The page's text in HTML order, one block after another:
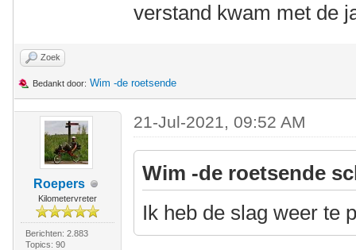
verstand kwam met de
Zoek
Bedankt door: Wim -de roetsende
Roepers
Kilometervreter
Berichten: 2.883
Topics: 90
21-Jul-2021, 09:52 AM
Wim -de roetsende
Ik heb de slag weer te